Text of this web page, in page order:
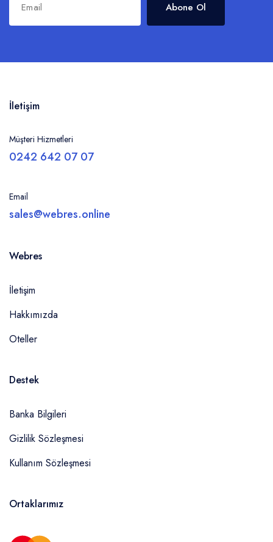
Abone Ol
İletişim
Müşteri Hizmetleri
0242 642 07 07
Email
sales@webres.online
Webres
İletişim
Hakkımızda
Oteller
Destek
Banka Bilgileri
Gizlilik Sözleşmesi
Kullanım Sözleşmesi
Ortaklarımız